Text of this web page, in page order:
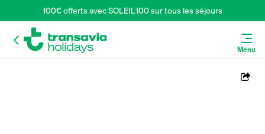
100€ offerts avec SOLEIL100 sur tous les séjours
Menu